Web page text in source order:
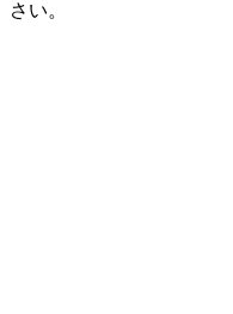
さい。